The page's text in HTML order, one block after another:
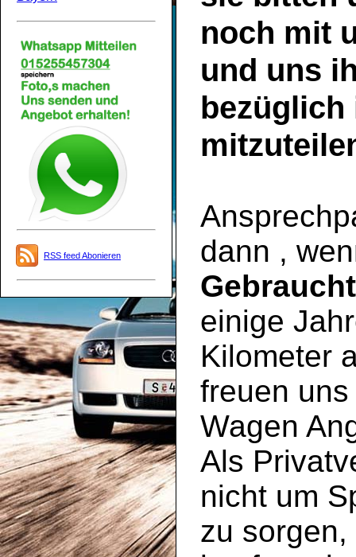
RSS feed Abonieren
noch mit
und uns
dann ,
einige
Kilometer
freuen
Wagen
Als
nicht um
zu